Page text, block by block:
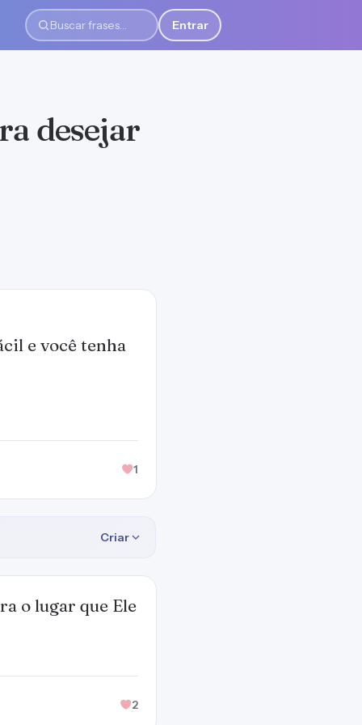
Buscar frases
Entrar
desejar
e você tenha
1
Criar
o lugar que Ele
2